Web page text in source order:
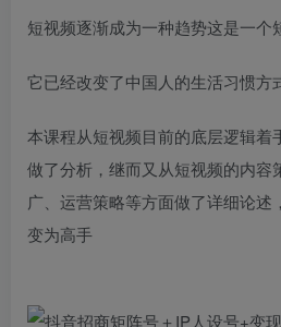
短视频逐渐成为一种趋势这是一个
它已经改变了中国人的生活习惯方
本课程从短视频目前的底层逻辑着
做了分析，继而又从短视频的内容
广、运营策略等方面做了详细论
变为高手